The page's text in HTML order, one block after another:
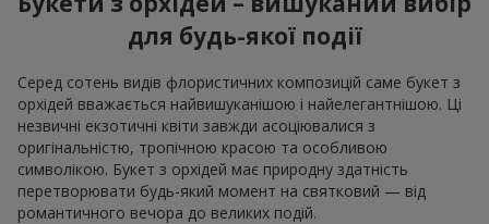
для будь-якої події
Серед сотень видів флористичних композицій саме букет з
орхідей вважається найвишуканішою і найелегантнішою. Ці
незвичні екзотичні квіти завжди асоціювалися з
оригінальністю, тропічною красою та особливою
символікою. Букет з орхідей має природну здатність
перетворювати будь-який момент на святковий — від
романтичного вечора до великих подій.